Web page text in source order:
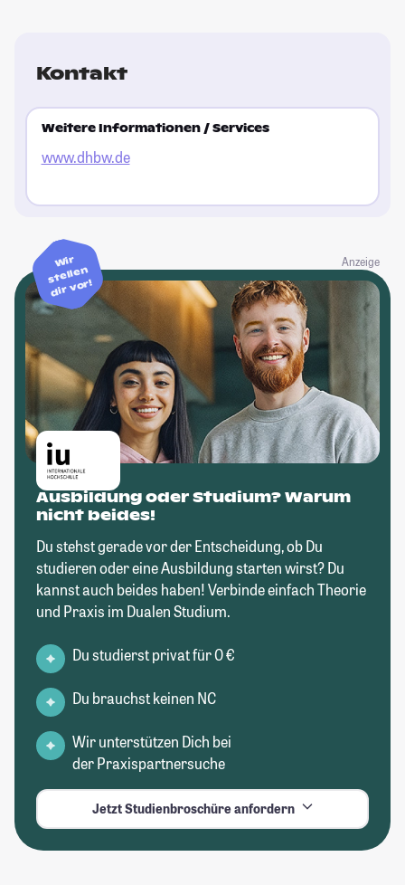
Kontakt
Weitere Informationen / Services
www.dhbw.de
Anzeige
Wir
stellen
dir vor!
Ausbildung oder Studium? Warum
nicht beides!
Du stehst gerade vor der Entscheidung, ob Du
studieren oder eine Ausbildung starten wirst? Du
kannst auch beides haben! Verbinde einfach Theorie
und Praxis im Dualen Studium.
Du studierst privat für 0 €
Du brauchst keinen NC
Wir unterstützen Dich bei
der Praxispartnersuche
Jetzt Studienbroschüre anfordern